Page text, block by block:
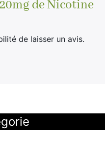
de Nicotine
de laisser un avis.